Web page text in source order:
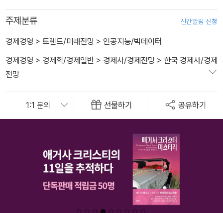
주제분류 신간알림 신청
경제경영 > 트렌드/미래전망 > 인공지능/빅데이터
경제경영 > 경제학/경제일반 > 경제사/경제전망 > 한국 경제사/경제
전망
선물하기 공유하기